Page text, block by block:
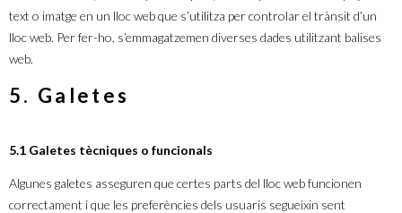
text o imatge en un lloc web que s’utilitza per controlar el trànsit d’un
lloc web. Per fer-ho, s’emmagatzemen diverses dades utilitzant balises
web.
5. Galetes
5.1 Galetes tècniques o funcionals
Algunes galetes asseguren que certes parts del lloc web funcionen
correctament i que les preferències dels usuaris segueixin sent